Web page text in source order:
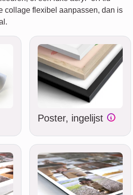
collage flexibel aanpassen, dan is
Poster, ingelijst